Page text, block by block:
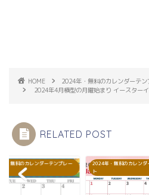
HOME
2024年・無料のカレンダーテン
2024年4月横型の月曜始まり イースター
RELATED POST
・無料のカレンダーテンプレー
2024年・無料のカレンダ
ト